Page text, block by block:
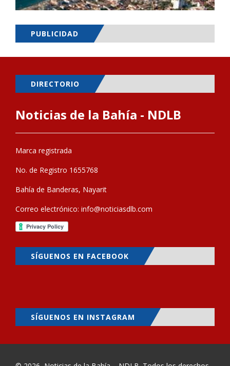
PUBLICIDAD
DIRECTORIO
Noticias de la Bahía - NDLB
Marca registrada
No. de Registro 1655768
Bahía de Banderas, Nayarit
Correo electrónico: info@noticiasdlb.com
SÍGUENOS EN FACEBOOK
SÍGUENOS EN INSTAGRAM